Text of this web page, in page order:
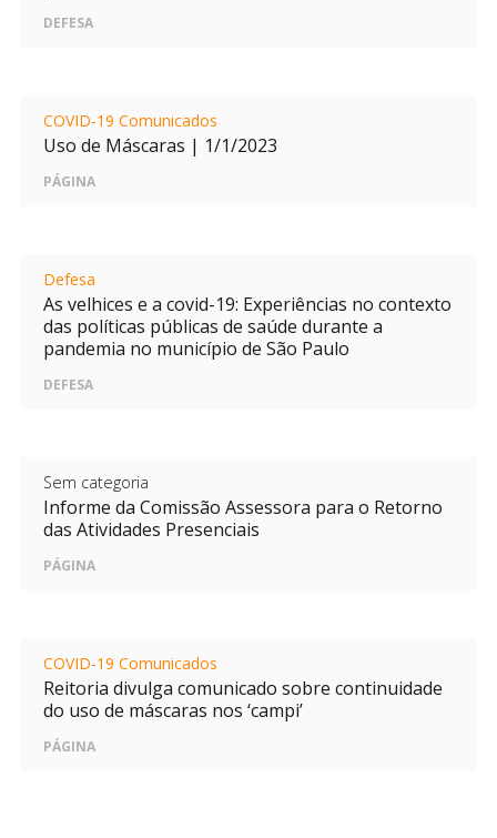
DEFESA
COVID-19 Comunicados
Uso de Máscaras | 1/1/2023
PÁGINA
Defesa
As velhices e a covid-19: Experiências no contexto
das políticas públicas de saúde durante a
pandemia no município de São Paulo
DEFESA
Sem categoria
Informe da Comissão Assessora para o Retorno
das Atividades Presenciais
PÁGINA
COVID-19 Comunicados
Reitoria divulga comunicado sobre continuidade
do uso de máscaras nos ‘campi’
PÁGINA